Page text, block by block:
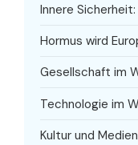
Innere
Hormus wird
Gesellschaft im
Technologie im
Kultur und